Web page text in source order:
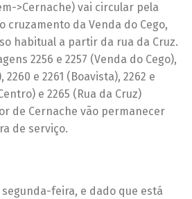
>Cernache) vai circular pela
cruzamento da Venda do Cego,
habitual a partir da rua da Cruz.
2256 e 2257 (Venda do Cego),
2260 e 2261 (Boavista), 2262 e
e 2265 (Rua da Cruz)
de Cernache vão permanecer
de serviço.
segunda-feira, e dado que está